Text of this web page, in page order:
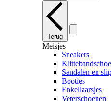
Terug
Meisjes
Sneakers
Sandalen en
Booties
Enkellaarsjes
Veterschoenen